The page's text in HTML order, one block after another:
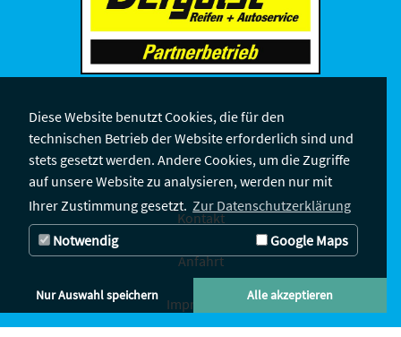
Diese Website benutzt Cookies, die für den
technischen Betrieb der Website erforderlich sind und
stets gesetzt werden. Andere Cookies, um die Zugriffe
auf unsere Website zu analysieren, werden nur mit
Ihrer Zustimmung gesetzt. Zur Datenschutzerklärung
Notwendig
Google Maps
Nur Auswahl speichern Alle akzeptieren
Kontakt
Anfahrt
Impressum